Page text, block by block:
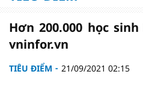
Hơn 200.000 học
vninfor.vn
TIÊU ĐIỂM 21/09/2021 02:15